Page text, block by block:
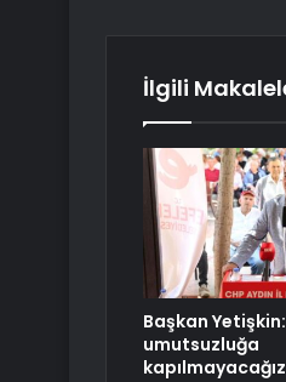
İlgili
Başkan
umutsuzluğa